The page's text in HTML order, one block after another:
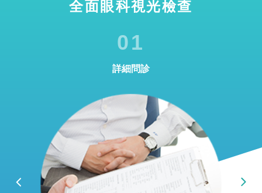
全面眼科視光檢查
01
詳細問診